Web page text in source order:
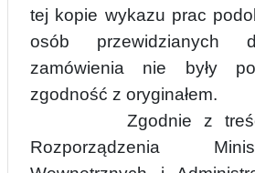
tej kopie wykazu prac
osób przewidzianych
zamówienia nie były
zgodność z oryginałem.
Zgodnie z
Rozporządzenia